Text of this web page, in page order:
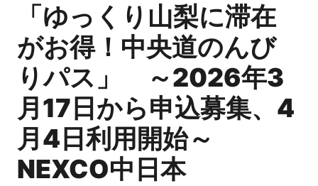
「ゆっくり山梨に滞在
がお得！中央道のんび
りパス」 ～2026年3
月17日から申込募集、4
月4日利用開始～
NEXCO中日本